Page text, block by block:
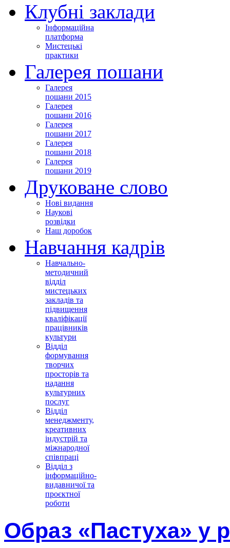
Клубні заклади
Інформаційна
платформа
Мистецькі
практики
Галерея пошани
Галерея
пошани 2015
Галерея
пошани 2016
Галерея
пошани 2017
Галерея
пошани 2018
Галерея
пошани 2019
Друковане слово
Нові видання
Наукові
розвідки
Наш доробок
Навчання кадрів
Навчально-
методичний
відділ
мистецьких
закладів та
підвищення
кваліфікації
працівників
культури
Відділ
формування
творчих
просторів та
надання
культурних
послуг
Відділ
менеджменту,
креативних
індустрій та
міжнародної
співпраці
Відділ з
інформаційно-
видавничої та
проєктної
роботи
Образ «Пастуха» у